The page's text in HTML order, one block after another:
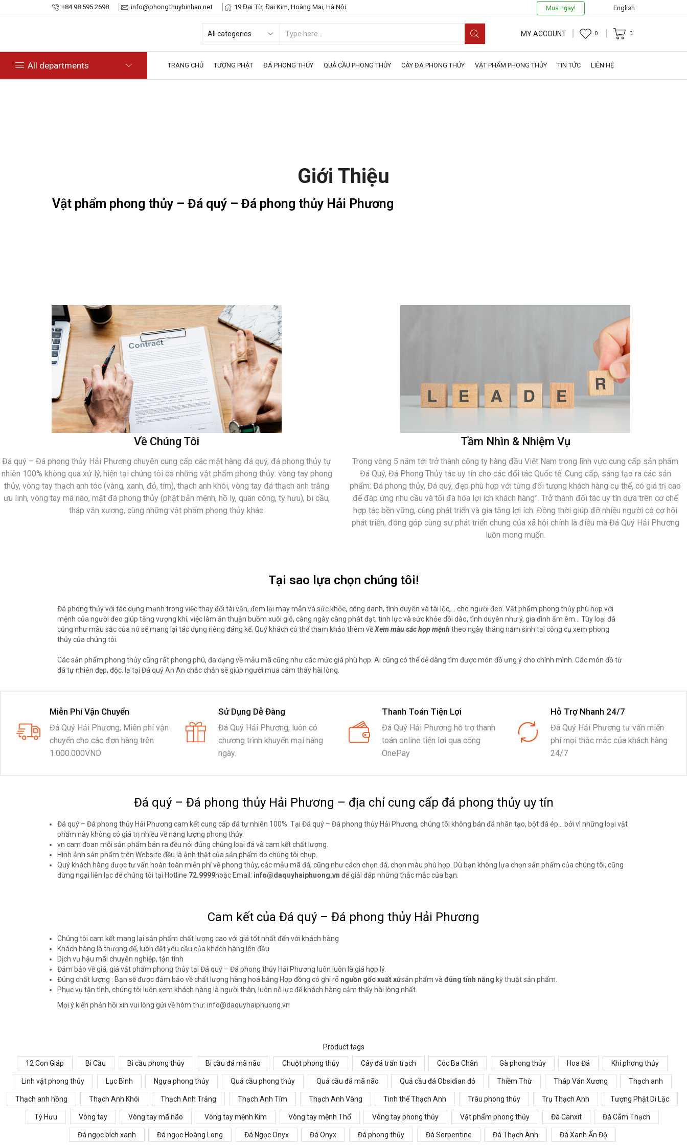
+84 98 595 2698 info@phongthuybinhan.net 19 Đại Từ, Đại Kim, Hoàng Mai, Hà Nội. Mua ngay! English
MY ACCOUNT 0 0
All departments TRANG CHỦ TƯỢNG PHẬT ĐÁ PHONG THỦY QUẢ CẦU PHONG THỦY CÂY ĐÁ PHONG THỦY VẬT PHẨM PHONG THỦY TIN TỨC LIÊN HỆ
Giới Thiệu
Vật phẩm phong thủy – Đá quý – Đá phong thủy Hải Phương
Về Chúng Tôi
Đá quý – Đá phong thủy Hải Phương chuyên cung cấp các mặt hàng đá quý, đá phong thủy tự
nhiên 100% không qua xử lý, hiện tại chúng tôi có những vật phẩm phong thủy: vòng tay phong
thủy, vòng tay thạch anh tóc (vàng, xanh, đỏ, tím), thạch anh khói, vòng tay đá thạch anh trắng
ưu linh, vòng tay mã não, mặt đá phong thủy (phật bản mệnh, hồ ly, quan công, tỳ hưu), bi cầu,
tháp văn xương, cùng những vật phẩm phong thủy khác.
Tầm Nhìn & Nhiệm Vụ
Trong vòng 5 năm tới trở thành công ty hàng đầu Việt Nam trong lĩnh vực cung cấp sản phẩm
Đá Quý, Đá Phong Thủy tác uy tín cho các đối tác Quốc tế. Cung cấp, sáng tạo ra các sản
phẩm: Đá phong thủy, Đá quý, đẹp phù hợp với từng đối tượng khách hàng cụ thể, có giá trị cao
để đáp ứng nhu cầu và tối đa hóa lợi ích khách hàng”. Trở thành đối tác uy tín dựa trên cơ chế
hợp tác bền vững, cùng phát triển và gia tăng lợi ích. Đồng thời giúp đỡ nhiều người có cơ hội
phát triển, đóng góp cùng sự phát triển chung của xã hội chính là điều mà Đá Quý Hải Phương
luôn mong muốn.
Tại sao lựa chọn chúng tôi!
Đá phong thủy với tác dụng mạnh trong việc thay đổi tài vận, đem lại may mắn và sức khỏe, công danh, tình duyên và tài lộc,… cho người đeo. Vật phẩm phong thủy phù hợp với
mệnh của người đeo giúp tăng vượng khí, việc làm ăn thuận buồm xuôi gió, càng ngày càng phát đạt, tinh lực và sức khỏe dồi dào, tình duyên như ý, gia đình ấm êm… Tùy loại đá
cũng như màu sắc của nó sẽ mang lại tác dụng riêng đáng kể. Quý khách có thể tham khảo thêm vềXem màu sắc hợp mệnh theo ngày tháng năm sinh tại công cụ xem phong
thủy của chúng tôi.
Các sản phẩm phong thủy cũng rất phong phú, đa dạng về mẫu mã cũng như các mức giá phù hợp. Ai cũng có thể dễ dàng tìm được món đồ ưng ý cho chính mình. Các món đồ từ
đá tự nhiên đẹp, độc, lạ tại Đá quý An An chắc chắn sẽ giúp người mua cảm thấy hài lòng.
Miễn Phí Vận Chuyển
Đá Quý Hải Phương, Miên phí vận
chuyển cho các đơn hàng trên
1.000.000VND
Sử Dụng Dễ Đàng
Đá Quý Hải Phương, luôn có
chương trình khuyến mại hàng
ngày.
Thanh Toán Tiện Lợi
Đá Quý Hải Phương hỗ trợ thanh
toán online tiện lơi qua cổng
OnePay
Hỗ Trợ Nhanh 24/7
Đá Quý Hải Phương tư vấn miến
phí mọi thắc mắc của khách hàng
24/7
Đá quý – Đá phong thủy Hải Phương – địa chỉ cung cấp đá phong thủy uy tín
Đá quý – Đá phong thủy Hải Phương cam kết cung cấp đá tự nhiên 100%. Tại Đá quý – Đá phong thủy Hải Phương, chúng tôi không bán đá nhân tạo, bột đá ép… bởi vì những loại vật
phẩm này không có giá trị nhiều về năng lượng phong thủy.
vn cam đoan mỗi sản phẩm bán ra đều nói đúng chủng loại đá và cam kết chất lượng.
Hình ảnh sản phẩm trên Website đều là ảnh thật của sản phẩm do chúng tôi chụp.
Quý khách hàng được tư vấn hoàn toàn miễn phí về phong thủy, các mẫu mã đá, cũng như cách chọn đá, chọn màu phù hợp. Dù bạn không lựa chọn sản phẩm của chúng tôi, cũng
đừng ngại liên lạc để chúng tôi tại Hotline 72.9999hoặc Email: info@daquyhaiphuong.vn để giải đáp những thắc mắc của bạn.
Cam kết của Đá quý – Đá phong thủy Hải Phương
Chúng tôi cam kết mang lại sản phẩm chất lượng cao với giá tốt nhất đến với khách hàng
Khách hàng là thượng đế, luôn đặt yêu cầu của khách hàng lên đầu
Dịch vụ hậu mãi chuyên nghiệp, tận tình
Đảm bảo về giá, giá vật phẩm phong thủy tại Đá quý – Đá phong thủy Hải Phương luôn luôn là giá hợp lý.
Đúng chất lượng : Bạn sẽ được đảm bảo về chất lượng hàng hoá bằng Hợp đồng có ghi rõ nguồn gốc xuất xứsản phẩm và đúng tính năng kỹ thuật sản phẩm.
Phục vụ tận tình, chúng tôi luôn xem khách hàng là người thân, luôn nỗ lực để khách hàng cảm thấy hài lòng nhất.
Mọi ý kiến phản hồi xin vui lòng gửi về hòm thư: info@daquyhaiphuong.vn
Product tags
12 Con Giáp
Bi Cầu Bi cầu phong thủy Bi cầu đá mã não Chuột phong thủy Cây đá trấn trạch Cóc Ba Chân Gà phong thủy Hoa Đá Khỉ phong thủy
Linh vật phong thủy Lục Bình Ngựa phong thủy Quả cầu phong thủy Quả cầu đá mã não Quả cầu đá Obsidian đỏ Thiềm Thừ Tháp Văn Xương Thạch anh
Thạch anh hồng Thạch Anh Khói Thạch Anh Trắng Thạch Anh Tím Thạch Anh Vàng Tinh thể Thạch Anh Trâu phong thủy Trụ Thạch Anh Tượng Phật Di Lặc
Tỳ Hưu Vòng tay Vòng tay mã não Vòng tay mệnh Kim Vòng tay mệnh Thổ Vòng tay phong thủy Vật phẩm phong thủy Đá Canxit Đá Cẩm Thạch
Đá ngọc bích xanh Đá ngọc Hoàng Long Đá Ngọc Onyx Đá Onyx Đá phong thủy Đá Serpentine Đá Thạch Anh Đá Xanh Ấn Độ